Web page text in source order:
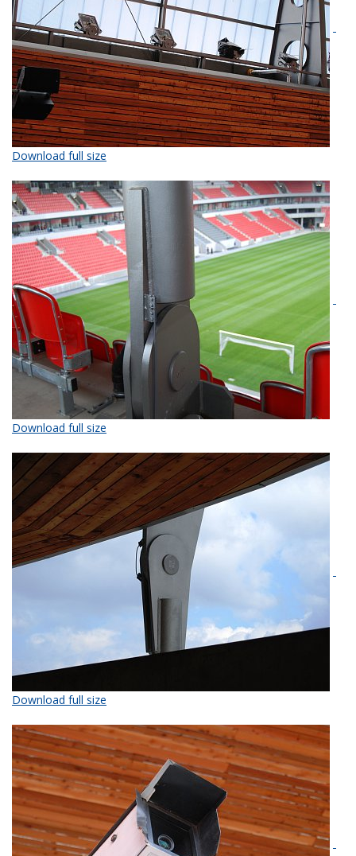
Download full size
Download full size
Download full size